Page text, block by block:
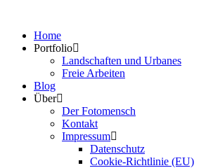
Home
Portfolio
Landschaften und Urbanes
Freie Arbeiten
Blog
Über
Der Fotomensch
Kontakt
Impressum
Datenschutz
Cookie-Richtlinie (EU)